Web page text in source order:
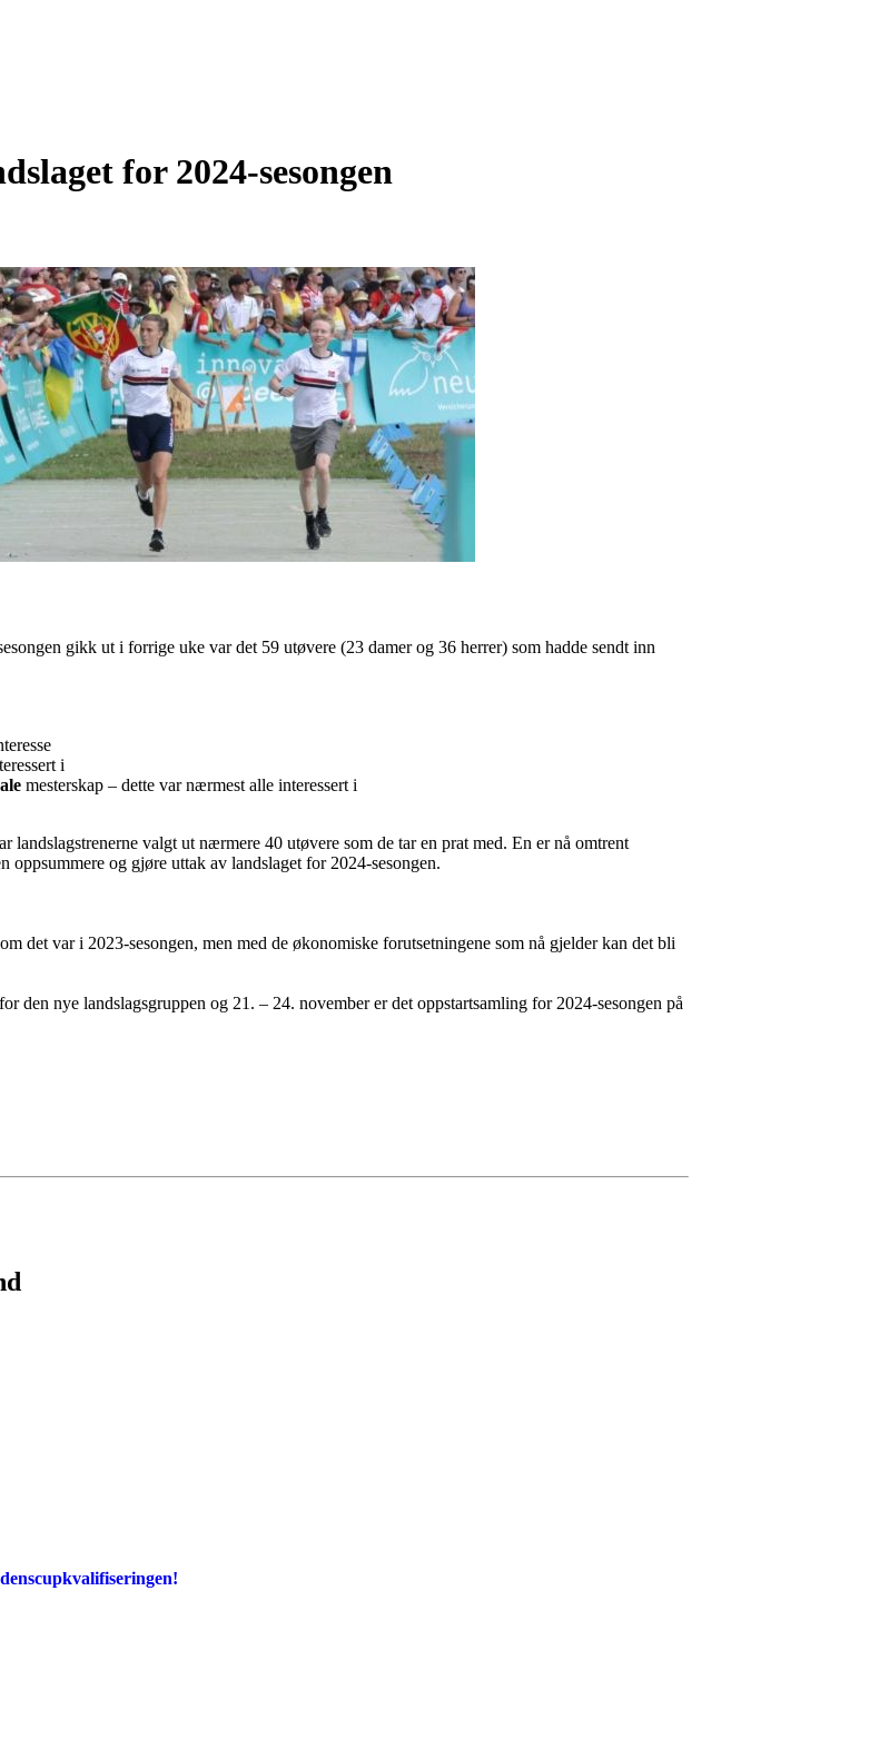
for 2024-sesongen
gikk ut i forrige uke var det 59 utøvere (23 damer og 36 herrer) som hadde sendt inn
i
mesterskap – dette var nærmest alle interessert i
landslagstrenerne valgt ut nærmere 40 utøvere som de tar en prat med. En er nå omtrent
og gjøre uttak av landslaget for 2024-sesongen.
det var i 2023-sesongen, men med de økonomiske forutsetningene som nå gjelder kan det bli
den nye landslagsgruppen og 21. – 24. november er det oppstartsamling for 2024-sesongen på